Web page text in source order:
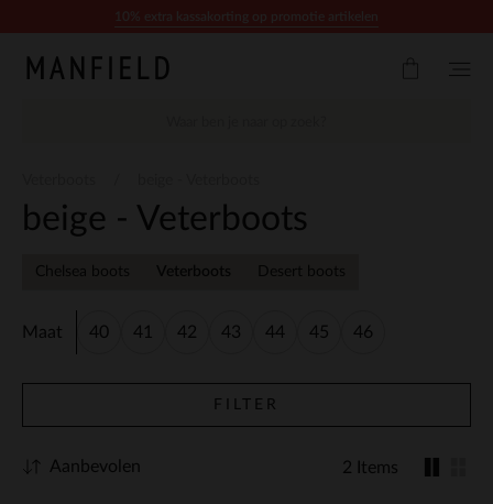
beige - Veterboots
Chelsea boots Veterboots Desert boots
Maat 40 41 42 43 44 45 46
FILTER
2 Items
Aanbevolen